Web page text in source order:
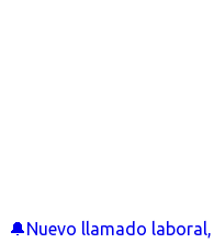
🔔Nuevo llamado